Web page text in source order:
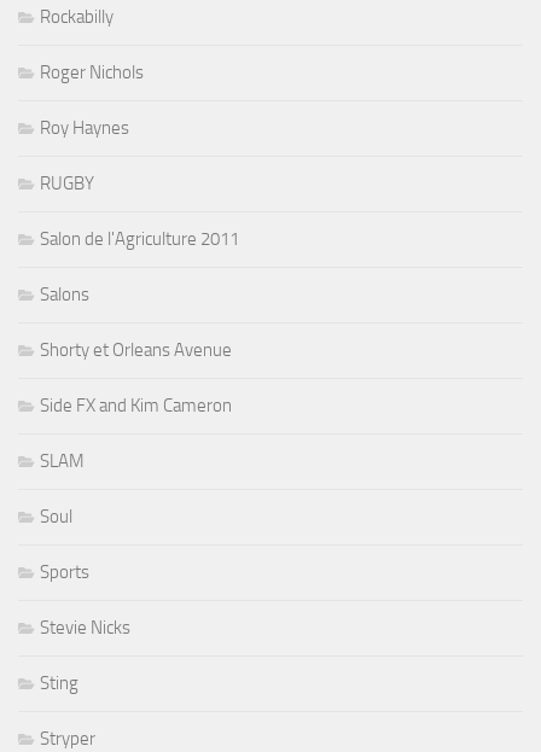
Rockabilly
Roger Nichols
Roy Haynes
RUGBY
Salon de l'Agriculture 2011
Salons
Shorty et Orleans Avenue
Side FX and Kim Cameron
SLAM
Soul
Sports
Stevie Nicks
Sting
Stryper